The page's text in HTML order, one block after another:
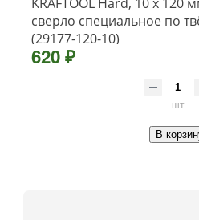
сверло специальное по
(29177-120-10)
620 ₽
шт
В